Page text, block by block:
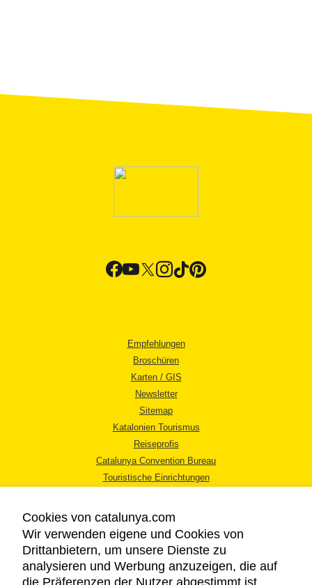
Empfehlungen
Broschüren
Karten / GIS
Newsletter
Sitemap
Katalonien Tourismus
Reiseprofis
Catalunya Convention Bureau
Touristische Einrichtungen
Cookies von catalunya.com
Wir verwenden eigene und Cookies von
Drittanbietern, um unsere Dienste zu
analysieren und Werbung anzuzeigen, die auf
die Präferenzen der Nutzer abgestimmt ist,